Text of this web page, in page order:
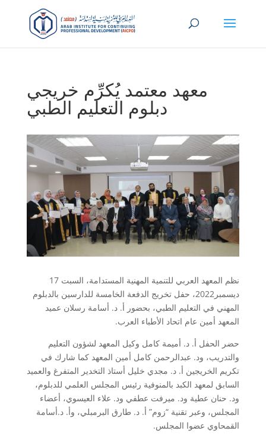
معهد معتمد يُكرِّم خريجي
دبلوم التعليم الطبي
نظم المعهد العربي للتنمية المهنية المستدامة، السبت 17
ديسمبر2022، حفل تخريج الدفعة الخامسة للدارسين بالدبلوم
المهني في التعليم الطبي، بحضور أ. د. أسامة رسلان عميد
المعهد أمين عام اتحاد الأطباء العرب.
حضر الحفل أ. د. أميمة كامل وكيل المعهد لشؤون التعليم
والتدريب، ود. عبدالرحمن كامل أمين المعهد كما شارك في
تكريم الخريجين أ. د. مجدي خليل أستاذ التخدير المتفرغ والعميد
السابق لمعهد الكبد بالمنوفية رئيس المجلس العلمي للدبلوم،
ود. حنان عطية ود. ميرفت عطفي ود. علاء العيسوي، أعضاء
المجلس، وعبر تقنية “زوم” أ. د. طارق البرمبلي، وأ. د.أسامة
القمحاوي عضوا المجلس.